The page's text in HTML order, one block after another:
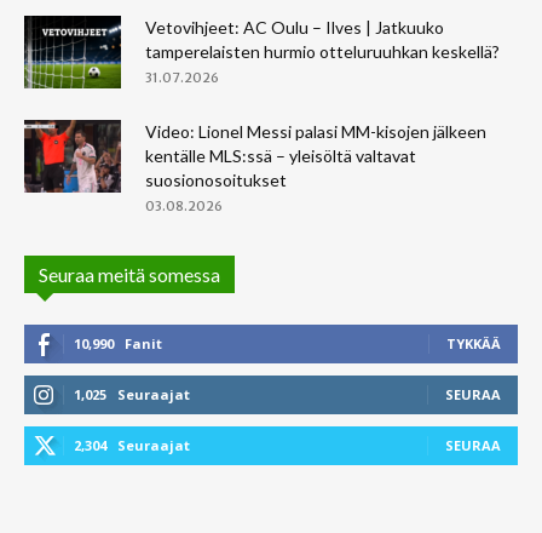
Vetovihjeet: AC Oulu – Ilves | Jatkuuko
tamperelaisten hurmio otteluruuhkan keskellä?
31.07.2026
Video: Lionel Messi palasi MM-kisojen jälkeen
kentälle MLS:ssä – yleisöltä valtavat
suosionosoitukset
03.08.2026
Seuraa meitä somessa
10,990 Fanit TYKKÄÄ
1,025 Seuraajat SEURAA
2,304 Seuraajat SEURAA